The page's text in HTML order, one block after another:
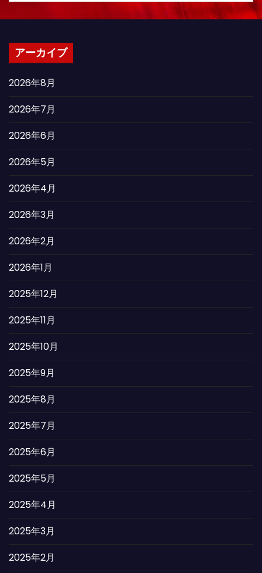
アーカイブ
2026年8月
2026年7月
2026年6月
2026年5月
2026年4月
2026年3月
2026年2月
2026年1月
2025年12月
2025年11月
2025年10月
2025年9月
2025年8月
2025年7月
2025年6月
2025年5月
2025年4月
2025年3月
2025年2月